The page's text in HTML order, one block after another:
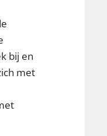
bij en
met